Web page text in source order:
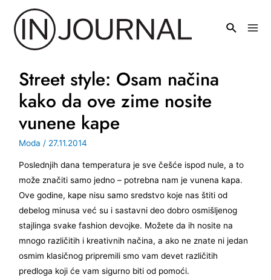
sadržaj
Street style: Osam načina
kako da ove zime nosite
vunene kape
Moda / 27.11.2014
Poslednjih dana temperatura je sve češće ispod nule, a to
može značiti samo jedno – potrebna nam je vunena kapa.
Ove godine, kape nisu samo sredstvo koje nas štiti od
debelog minusa već su i sastavni deo dobro osmišljenog
stajlinga svake fashion devojke. Možete da ih nosite na
mnogo različitih i kreativnih načina, a ako ne znate ni jedan
osmim klasičnog pripremili smo vam devet različitih
predloga koji će vam sigurno biti od pomoći.